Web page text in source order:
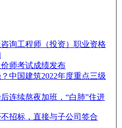
询工程师（投资）职业资格
师考试成绩发布
中国建筑2022年度重点三级
连续熬夜加班，“白肺”住进
招标，直接与子公司签合